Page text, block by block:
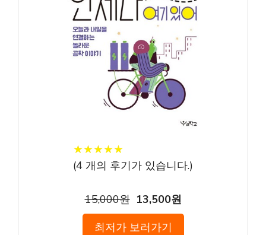
★★★★★
★★★★★
(4 개의 후기가 있습니다.)
15,000원 13,500원
최저가 보러가기